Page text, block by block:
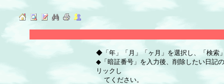
◆「年」「月」「ヶ月」を選択し、「検索
◆「暗証番号」を入力後、削除したい日記
リックし
てください。